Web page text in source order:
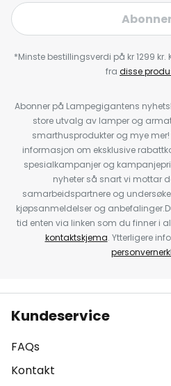
*Minste bestillingsverdi på kr 1299
fra disse
Abonner på Lampegigantens
store utvalg av lamper og
smarthusprodukter og mye
informasjon om eksklusive
spesialkampanjer og
nyheter så snart vi mottar
samarbeidspartnere og
kjøpsanmeldelser og
tid enten via linken som du finner i
kontaktskjema. Ytterligere
Kundeservice
FAQs
Kontakt